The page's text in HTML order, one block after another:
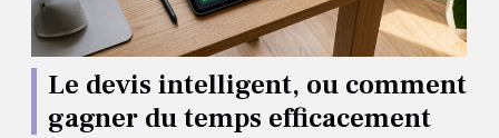
Le devis intelligent, ou comment
gagner du temps efficacement